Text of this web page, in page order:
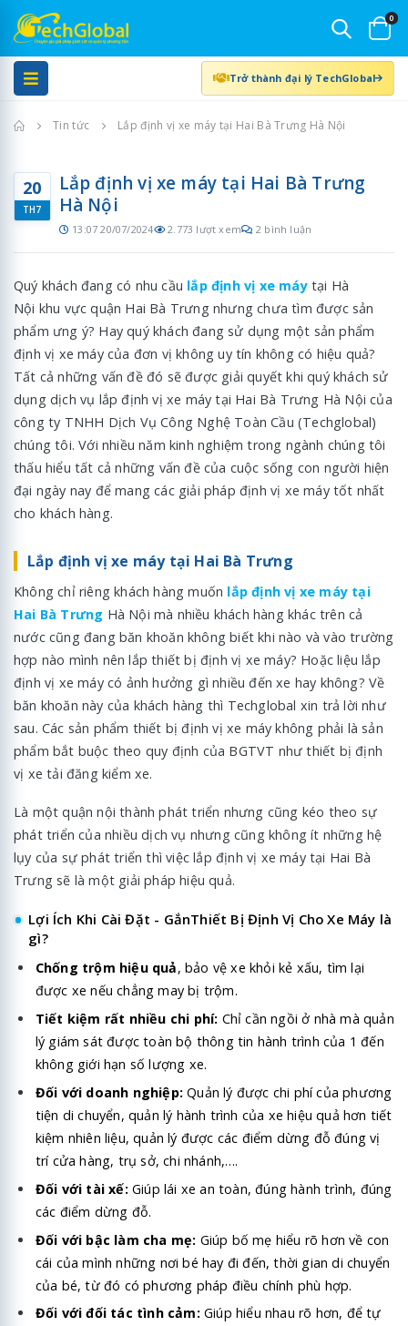
0
Trở thành đại lý TechGlobal
Trang chủ
Tin tức Lắp định vị xe máy tại Hai Bà Trưng Hà Nội
20
TH7
Lắp định vị xe máy tại Hai Bà Trưng
Hà Nội
13:07 20/07/2024 2.773 lượt xem 2 bình luận
Quý khách đang có nhu cầu lắp định vị xe máy tại Hà
Nội khu vực quận Hai Bà Trưng nhưng chưa tìm được sản
phẩm ưng ý? Hay quý khách đang sử dụng một sản phẩm
định vị xe máy của đơn vị không uy tín không có hiệu quả?
Tất cả những vấn đề đó sẽ được giải quyết khi quý khách sử
dụng dịch vụ lắp định vị xe máy tại Hai Bà Trưng Hà Nội của
công ty TNHH Dịch Vụ Công Nghệ Toàn Cầu (Techglobal)
chúng tôi. Với nhiều năm kinh nghiệm trong ngành chúng tôi
thấu hiểu tất cả những vấn đề của cuộc sống con người hiện
đại ngày nay để mang các giải pháp định vị xe máy tốt nhất
cho khách hàng.
Lắp định vị xe máy tại Hai Bà Trưng
Không chỉ riêng khách hàng muốn lắp định vị xe máy tại
Hai Bà Trưng Hà Nội mà nhiều khách hàng khác trên cả
nước cũng đang băn khoăn không biết khi nào và vào trường
hợp nào mình nên lắp thiết bị định vị xe máy? Hoặc liệu lắp
định vị xe máy có ảnh hưởng gì nhiều đến xe hay không? Về
băn khoăn này của khách hàng thì Techglobal xin trả lời như
sau. Các sản phẩm thiết bị định vị xe máy không phải là sản
phẩm bắt buộc theo quy định của BGTVT như thiết bị định
vị xe tải đăng kiểm xe.
Là một quận nội thành phát triển nhưng cũng kéo theo sự
phát triển của nhiều dịch vụ nhưng cũng không ít những hệ
lụy của sự phát triển thì việc lắp định vị xe máy tại Hai Bà
Trưng sẽ là một giải pháp hiệu quả.
Lợi Ích Khi Cài Đặt - GắnThiết Bị Định Vị Cho Xe Máy là
gì?
Chống trộm hiệu quả, bảo vệ xe khỏi kẻ xấu, tìm lại
được xe nếu chẳng may bị trộm.
Tiết kiệm rất nhiều chi phí: Chỉ cần ngồi ở nhà mà quản
lý giám sát được toàn bộ thông tin hành trình của 1 đến
không giới hạn số lượng xe.
Đối với doanh nghiệp: Quản lý được chi phí của phương
tiện di chuyển, quản lý hành trình của xe hiệu quả hơn tiết
kiệm nhiên liệu, quản lý được các điểm dừng đỗ đúng vị
trí cửa hàng, trụ sở, chi nhánh,….
Đối với tài xế:Giúp lái xe an toàn, đúng hành trình, đúng
các điểm dừng đỗ.
Đối với bậc làm cha mẹ: Giúp bố mẹ hiểu rõ hơn về con
cái của mình những nơi bé hay đi đến, thời gian di chuyển
của bé, từ đó có phương pháp điều chính phù hợp.
Đối với đối tác tình cảm:Giúp hiểu nhau rõ hơn, để tự